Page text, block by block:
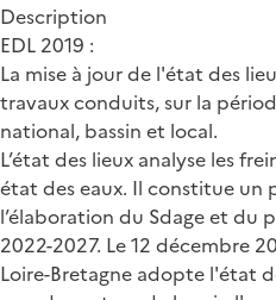
Description
EDL 2019 :
La mise à jour de l'état des
travaux conduits, sur la
national, bassin et local.
L’état des lieux analyse les
état des eaux. Il constitue un
l’élaboration du Sdage et du
2022-2027. Le 12 décembre
Loire-Bretagne adopte l'état